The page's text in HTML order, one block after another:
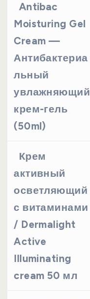
Antibac
Moisturing Gel
Cream —
Антибактериа
льный
увлажняющий
крем-гель
(50ml)
Крем
активный
осветляющий
с витаминами
/ Dermalight
Active
Illuminating
cream 50 мл